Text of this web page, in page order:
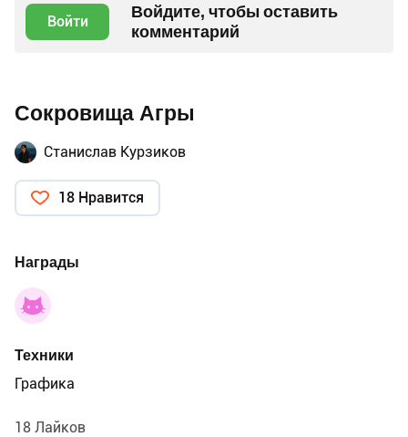
Войти
Войдите, чтобы оставить
комментарий
Сокровища Агры
Станислав Курзиков
18 Нравится
Награды
Техники
Графика
18 Лайков